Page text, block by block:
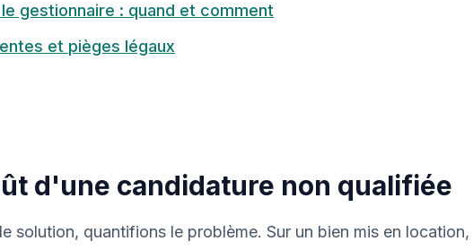
gestionnaire : quand et comment
et pièges légaux
d'une candidature non qualifiée
solution, quantifions le problème. Sur un bien mis en location,